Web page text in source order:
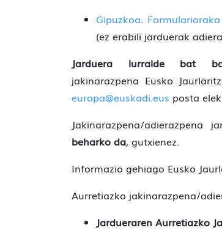
Gipuzkoa.
(ez erabili jarduerak
Jarduera lurralde bat
jakinarazpena Eusko
europa@euskadi.eus posta
Jakinarazpena/adierazpena
beharko da, gutxienez.
Informazio gehiago Eusko
Aurretiazko jakinarazpena/
Jardueraren Aurretiazko